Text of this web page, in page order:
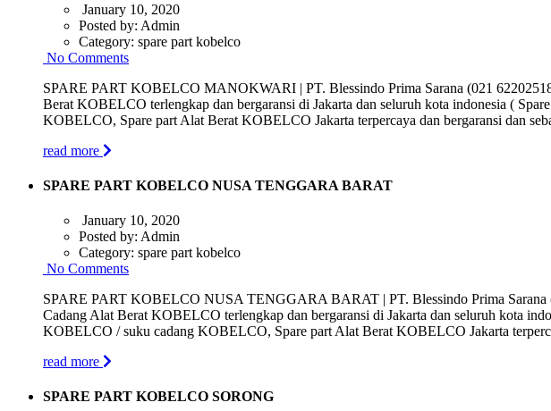
January 10, 2020
Posted by: Admin
Category: spare part kobelco
No Comments
SPARE PART KOBELCO MANOKWARI | PT. Blessindo Prima Sarana (021
Berat KOBELCO terlengkap dan bergaransi di Jakarta dan seluruh kota indonesia (
KOBELCO, Spare part Alat Berat KOBELCO Jakarta terpercaya dan bergaransi dan
read more
SPARE PART KOBELCO NUSA TENGGARA BARAT
January 10, 2020
Posted by: Admin
Category: spare part kobelco
No Comments
SPARE PART KOBELCO NUSA TENGGARA BARAT | PT. Blessindo Prima
Cadang Alat Berat KOBELCO terlengkap dan bergaransi di Jakarta dan seluruh kota
KOBELCO / suku cadang KOBELCO, Spare part Alat Berat KOBELCO Jakarta
read more
SPARE PART KOBELCO SORONG